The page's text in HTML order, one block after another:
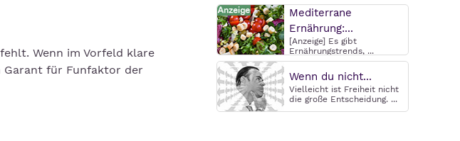
Wenn im Vorfeld klare
Garant für Funfaktor der
Mediterrane
Ernährung:...
[Anzeige] Es gibt
Ernährungstrends, ...
Wenn du nicht...
Vielleicht ist Freiheit nicht
die große Entscheidung. ...